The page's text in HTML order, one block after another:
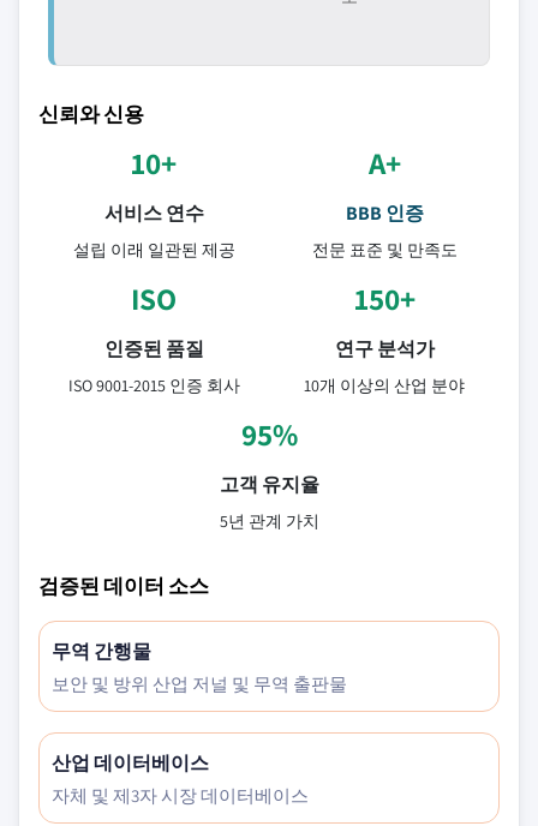
신뢰와 신용
10+
서비스 연수
설립 이래 일관된 제공
A+
BBB 인증
전문 표준 및 만족도
ISO
인증된 품질
ISO 9001-2015 인증 회사
150+
연구 분석가
10개 이상의 산업 분야
95%
고객 유지율
5년 관계 가치
검증된 데이터 소스
무역 간행물
보안 및 방위 산업 저널 및 무역 출판물
산업 데이터베이스
자체 및 제3자 시장 데이터베이스